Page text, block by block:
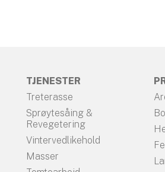
TJENESTER
Treterasse
Sprøytesåing &
Revegetering
Vintervedlikehold
Masser